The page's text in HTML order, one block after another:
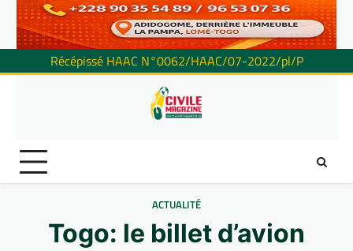
Récépissé HAAC N°0062/HAAC/07-2022/pl/P
ACTUALITÉ
Togo: le billet d’avion